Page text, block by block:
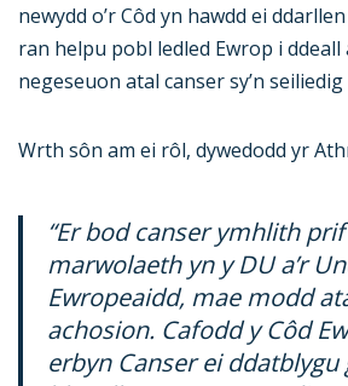
newydd o’r Côd yn hawdd ei
ran helpu pobl ledled Ewrop i
negeseuon atal canser sy’n
Wrth sôn am ei rôl, dywedodd yr
“Er bod canser ymhlith
marwolaeth yn y DU a’r
Ewropeaidd, mae modd
achosion. Cafodd y Côd
erbyn Canser ei